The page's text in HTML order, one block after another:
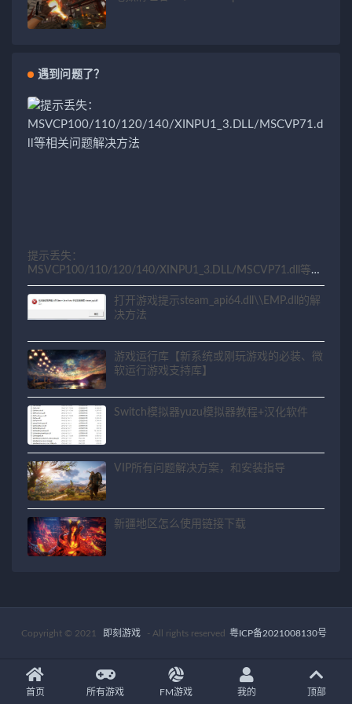
遇到问题了？
提示丢失：
MSVCP100/110/120/140/XINPU1_3.DLL/MSCVP71.dll等相
关问题解决方法
打开游戏提示steam_api64.dll\\EMP.dll的解
决方法
游戏运行库【新系统或刚玩游戏的必装、微
软运行游戏支持库】
Switch模拟器yuzu模拟器教程+汉化软件
VIP所有问题解决方案，和安装指导
新疆地区怎么使用链接下载
Copyright © 2021 即刻游戏 - All rights reserved 粤ICP备2021008130号
首页 所有游戏 FM游戏 我的 顶部